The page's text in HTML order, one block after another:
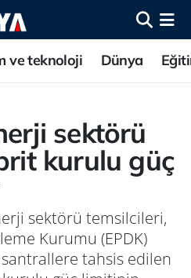
ve teknoloji Dünya
sektörü
kurulu güç
sektörü temsilcileri,
Kurumu (EPDK)
tahsis edilen